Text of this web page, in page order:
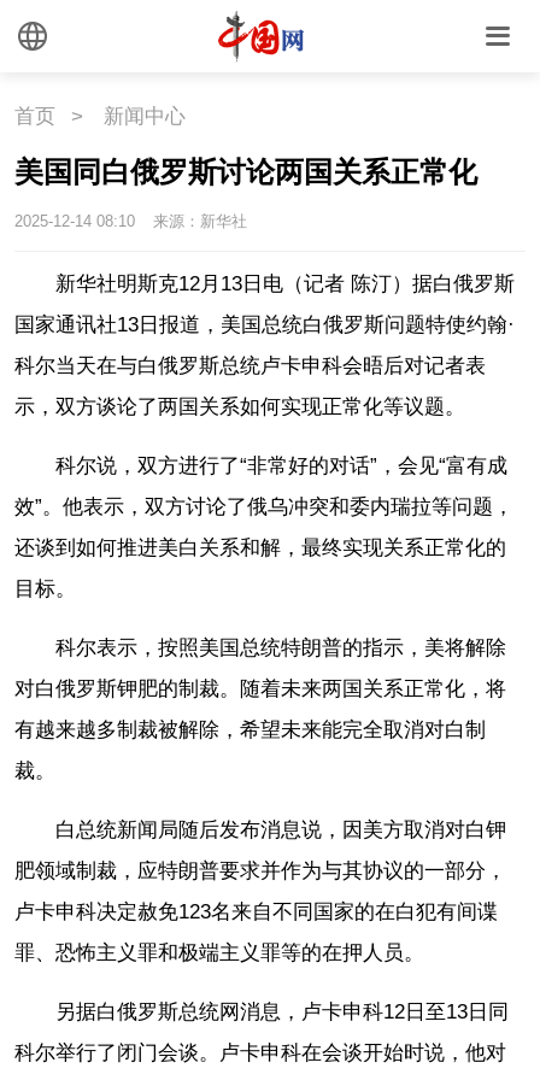
心理
首页 > 新闻中心
美国同白俄罗斯讨论两国关系正常化
2025-12-14 08:10 来源：新华社
新华社明斯克12月13日电（记者 陈汀）据白俄罗斯
国家通讯社13日报道，美国总统白俄罗斯问题特使约翰·
科尔当天在与白俄罗斯总统卢卡申科会晤后对记者表
示，双方谈论了两国关系如何实现正常化等议题。
科尔说，双方进行了“非常好的对话”，会见“富有成
效”。他表示，双方讨论了俄乌冲突和委内瑞拉等问题，
还谈到如何推进美白关系和解，最终实现关系正常化的
目标。
科尔表示，按照美国总统特朗普的指示，美将解除
对白俄罗斯钾肥的制裁。随着未来两国关系正常化，将
有越来越多制裁被解除，希望未来能完全取消对白制
裁。
白总统新闻局随后发布消息说，因美方取消对白钾
肥领域制裁，应特朗普要求并作为与其协议的一部分，
卢卡申科决定赦免123名来自不同国家的在白犯有间谍
罪、恐怖主义罪和极端主义罪等的在押人员。
另据白俄罗斯总统网消息，卢卡申科12日至13日同
科尔举行了闭门会谈。卢卡申科在会谈开始时说，他对